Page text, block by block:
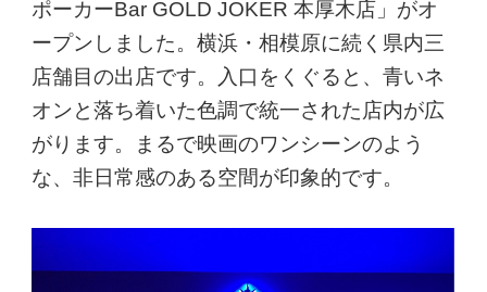
ポーカーBar GOLD JOKER 本厚木店」がオ
ープンしました。横浜・相模原に続く県内三
店舗目の出店です。入口をくぐると、青いネ
オンと落ち着いた色調で統一された店内が広
がります。まるで映画のワンシーンのよう
な、非日常感のある空間が印象的です。